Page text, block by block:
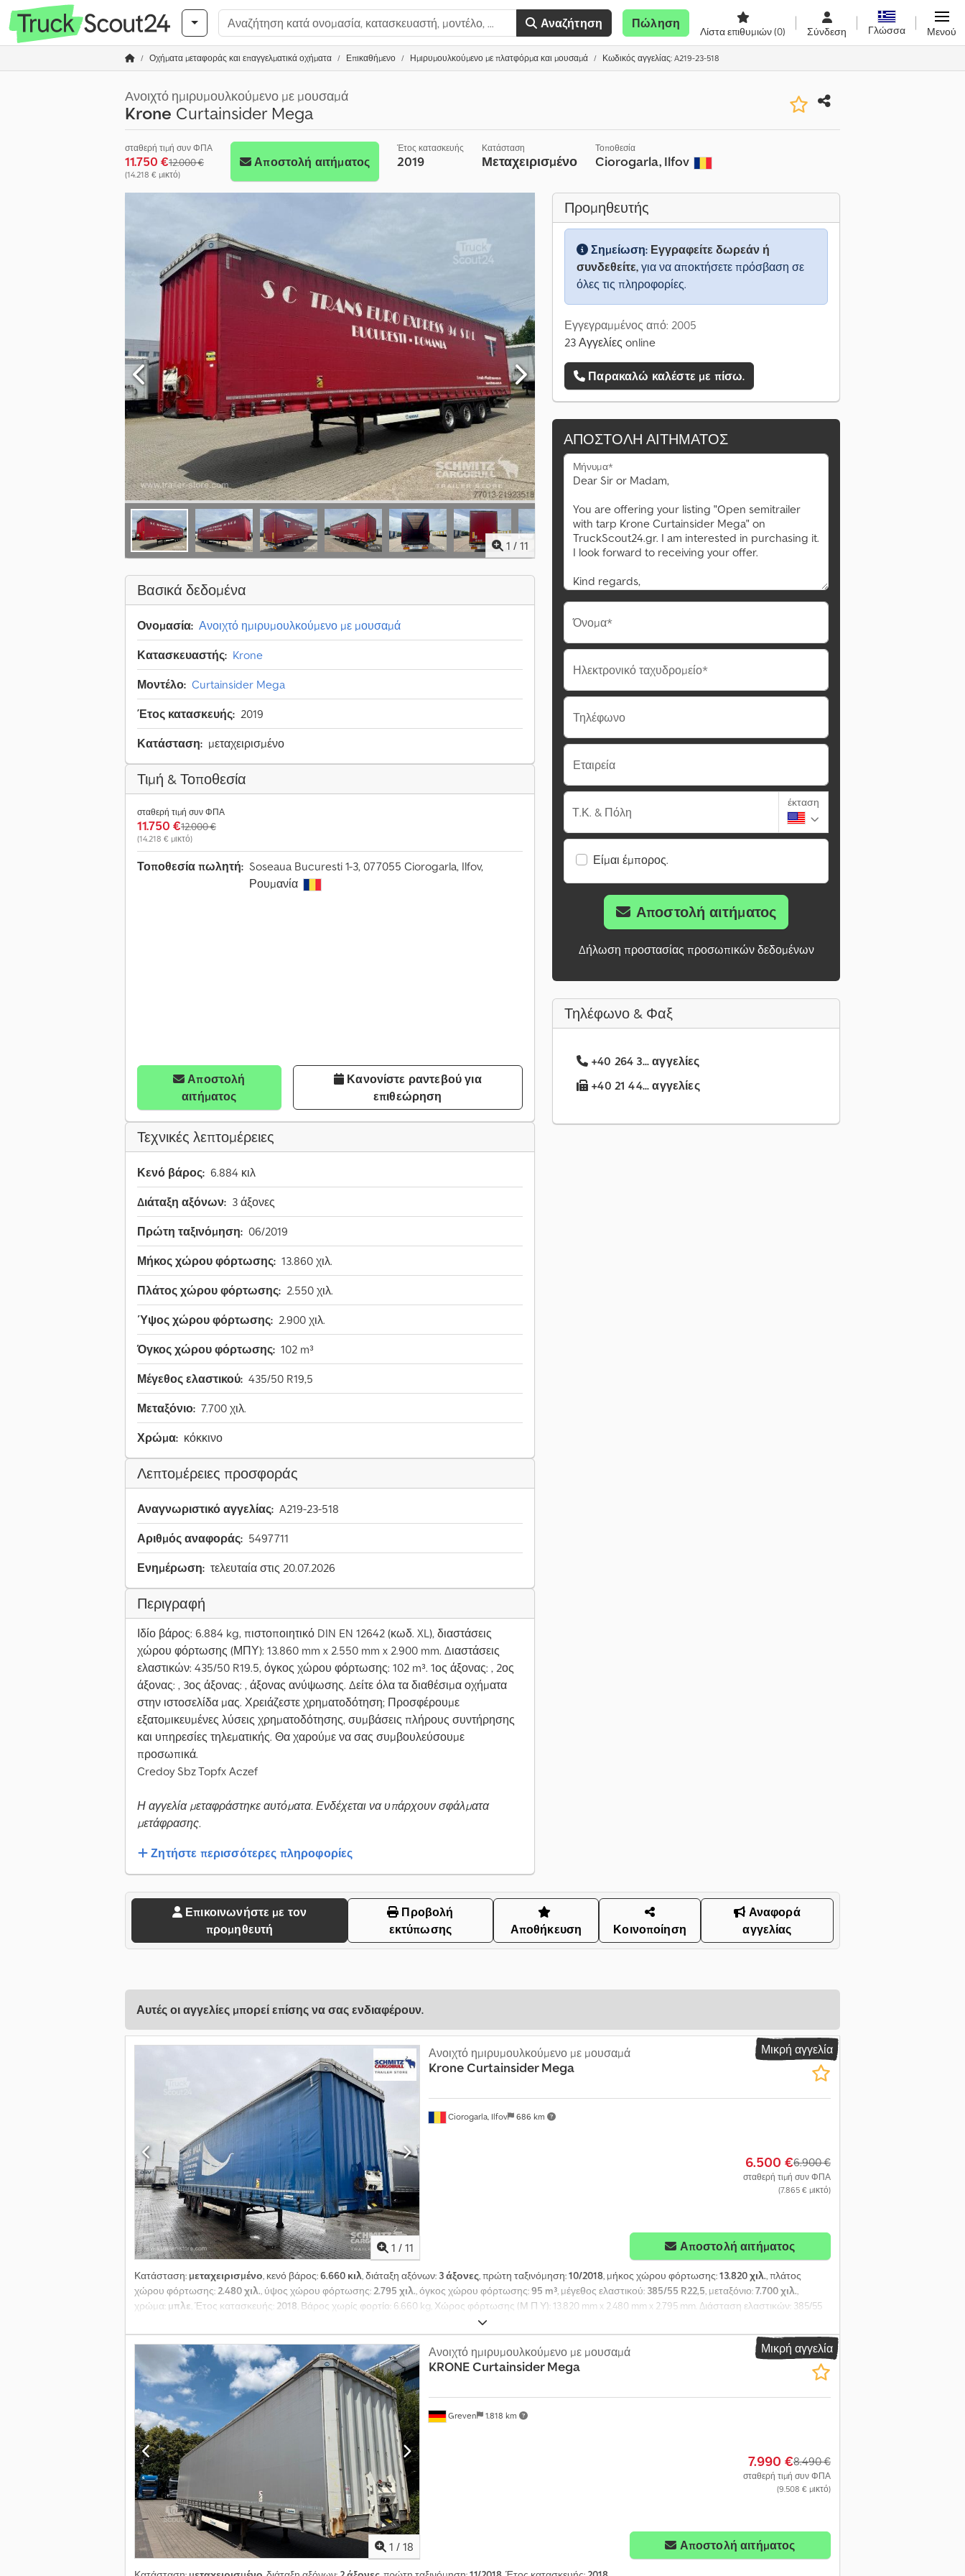
Αναζήτηση Πώληση
Λίστα επιθυμιών(0) Σύνδεση Γλώσσα Μενού
Οχήματα μεταφοράς και επαγγελματικά οχήματα Επικαθήμενο Ημιρυμουλκούμενο με πλατφόρμα και μουσαμά Κωδικός αγγελίας: A219-23-518
Ανοιχτό ημιρυμουλκούμενο με μουσαμά
Krone Curtainsider Mega
σταθερή τιμή συν ΦΠΑ
11.750 €12.000 €
(14.218 € μικτό)
Αποστολή αιτήματος
Έτος κατασκευής
2019
Κατάσταση
Μεταχειρισμένο
Τοποθεσία
Ciorogarla, Ilfov
1 / 11
Βασικά δεδομένα
Ονομασία: Ανοιχτό ημιρυμουλκούμενο με μουσαμά
Κατασκευαστής: Krone
Μοντέλο: Curtainsider Mega
Έτος κατασκευής: 2019
Κατάσταση: μεταχειρισμένο
Τιμή & Τοποθεσία
σταθερή τιμή συν ΦΠΑ
11.750 €12.000 €
(14.218 € μικτό)
Τοποθεσία πωλητή: Soseaua Bucuresti 1-3, 077055 Ciorogarla, Ilfov,
Ρουμανία
Αποστολή
αιτήματος
επιθεώρηση
Τεχνικές λεπτομέρειες
Κενό βάρος: 6.884 κιλ
Διάταξη αξόνων: 3 άξονες
Πρώτη ταξινόμηση: 06/2019
Μήκος χώρου φόρτωσης: 13.860 χιλ.
Πλάτος χώρου φόρτωσης: 2.550 χιλ.
Ύψος χώρου φόρτωσης: 2.900 χιλ.
Όγκος χώρου φόρτωσης: 102 m³
Μέγεθος ελαστικού: 435/50 R19,5
Μεταξόνιο: 7.700 χιλ.
Χρώμα: κόκκινο
Λεπτομέρειες προσφοράς
Αναγνωριστικό αγγελίας: A219-23-518
Αριθμός αναφοράς: 5497711
Ενημέρωση: τελευταία στις 20.07.2026
Περιγραφή
Ιδίο βάρος: 6.884 kg, πιστοποιητικό DIN EN 12642 (κωδ. XL), διαστάσεις
χώρου φόρτωσης (ΜΠΥ): 13.860 mm x 2.550 mm x 2.900 mm. Διαστάσεις
ελαστικών: 435/50 R19.5, όγκος χώρου φόρτωσης: 102 m³. 1ος άξονας: , 2ος
άξονας: , 3ος άξονας: , άξονας ανύψωσης. Δείτε όλα τα διαθέσιμα οχήματα
στην ιστοσελίδα μας. Χρειάζεστε χρηματοδότηση; Προσφέρουμε
εξατομικευμένες λύσεις χρηματοδότησης, συμβάσεις πλήρους συντήρησης
και υπηρεσίες τηλεματικής. Θα χαρούμε να σας συμβουλεύσουμε
προσωπικά.
Credoy Sbz Topfx Aczef
Η αγγελία μεταφράστηκε αυτόματα. Ενδέχεται να υπάρχουν σφάλματα
μετάφρασης.
Ζητήστε περισσότερες πληροφορίες
Προμηθευτής
Σημείωση: Εγγραφείτε δωρεάν ή
συνδεθείτε, για να αποκτήσετε πρόσβαση σε
όλες τις πληροφορίες.
Εγγεγραμμένος από: 2005
23 Αγγελίες online
Παρακαλώ καλέστε με πίσω.
ΑΠΟΣΤΟΛΉ ΑΙΤΉΜΑΤΟΣ
Μήνυμα*
Όνομα*
Ηλεκτρονικό ταχυδρομείο*
Τηλέφωνο
Εταιρεία
Τ.Κ. & Πόλη
έκταση
Είμαι έμπορος.
Αποστολή αιτήματος
Δήλωση προστασίας προσωπικών δεδομένων
Τηλέφωνο & Φαξ
+40 264 3... αγγελίες
+40 21 44... αγγελίες
Επικοινωνήστε με τον
προμηθευτή
Προβολή
εκτύπωσης
Αποθήκευση Κοινοποίηση
Αναφορά
αγγελίας
Αυτές οι αγγελίες μπορεί επίσης να σας ενδιαφέρουν.
Μικρή αγγελία
1 / 11
Ciorogarla, Ilfov 686 km
Ανοιχτό ημιρυμουλκούμενο με μουσαμά
KroneCurtainsider Mega
6.500 €6.900 €
σταθερή τιμή συν ΦΠΑ
(7.865 € μικτό)
Αποστολή αιτήματος
Κατάσταση: μεταχειρισμένο, κενό βάρος:6.660 κιλ, διάταξη αξόνων: 3 άξονες, πρώτη ταξινόμηση:10/2018, μήκος χώρου φόρτωσης:13.820 χιλ., πλάτος
χώρου φόρτωσης:2.480 χιλ., ύψος χώρου φόρτωσης:2.795 χιλ., όγκος χώρου φόρτωσης:95 m³, μέγεθος ελαστικού: 385/55 R22,5, μεταξόνιο:7.700 χιλ.,
χρώμα: μπλε, Έτος κατασκευής: 2018, Βάρος χωρίς φορτίο: 6.660 kg, Χώρος φόρτωσης (Μ Π Υ): 13.820 mm x 2.480 mm x 2.795 mm. Διάσταση ελαστικών: 385/55
R22.5, Όγκος χώρου φόρτωσης: 95 m³, 1ος άξονας: , 2ος άξονας: , 3ος άξονας: , Άξονας ανύψωσης. Μπορείτε να βρείτε μια επισκόπηση όλων των διαθέσιμων
οχημάτων στην ιστοσελίδα μας. Χρειάζεστε χρηματοδότηση; Προσφέρουμε εξατομικευμένες χρηματοδοτικές λύσεις, πλήρη συμβόλαια συντήρησης και
υπηρεσίες τηλεματικής. Θα χαρούμε να σας συμβουλεύσουμε προσωπικά. Csdpjyi Rxnsfx Aczorf
Μικρή αγγελία
1 / 18
Greven 1.818 km
Ανοιχτό ημιρυμουλκούμενο με μουσαμά
KRONECurtainsider Mega
7.990 €8.490 €
σταθερή τιμή συν ΦΠΑ
(9.508 € μικτό)
Αποστολή αιτήματος